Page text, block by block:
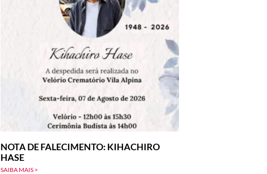
NOTA DE FALECIMENTO: KIHACHIRO
HASE
SAIBA MAIS >